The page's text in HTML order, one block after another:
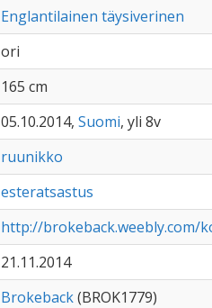
Englantilainen täysiverinen
ori
165 cm
05.10.2014, Suomi, yli 8v
ruunikko
esteratsastus
http://brokeback.weebly.com/
21.11.2014
Brokeback(BROK1779)